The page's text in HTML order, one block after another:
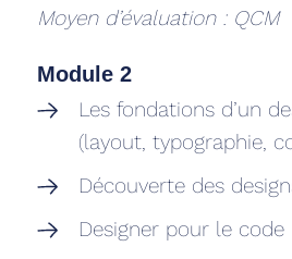
Moyen d’évaluation : QCM
Module 2
Les fondations d’un
(layout, typographie,
Découverte des
Designer pour le code